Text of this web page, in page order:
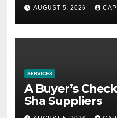
AUGUST 5, 2026
SERVICES
A Buyer’s
Sha Suppliers